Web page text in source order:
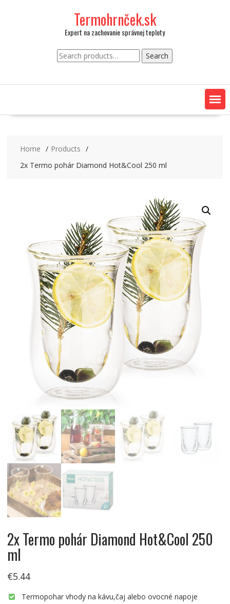
Termohrnček.sk
Expert na zachovanie správnej teploty
Search
for:
Search
Home
Products
2x Termo pohár Diamond Hot&Cool 250 ml
2x Termo pohár Diamond Hot&Cool 250
ml
€5.44
Termopohar vhody na kávu,čaj alebo ovocné napoje